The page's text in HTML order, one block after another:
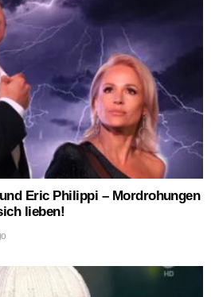
Eric Philippi – Mordrohungen
lieben!